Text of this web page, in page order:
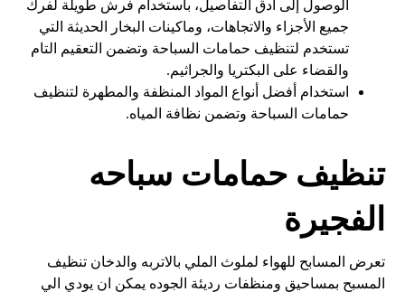
الوصول إلى أدق التفاصيل، باستخدام فرش طويلة لفرك
جميع الأجزاء والاتجاهات، وماكينات البخار الحديثة التي
تستخدم لتنظيف حمامات السباحة وتضمن التعقيم التام
والقضاء على البكتريا والجراثيم.
استخدام أفضل أنواع المواد المنظفة والمطهرة لتنظيف
حمامات السباحة وتضمن نظافة المياه.
تنظيف حمامات سباحه
الفجيرة
تعرض المسابح للهواء لملوث الملي بالاتربه والدخان تنظيف
المسبح بمساحيق ومنظفات رديئة الجوده يمكن ان يودي الي